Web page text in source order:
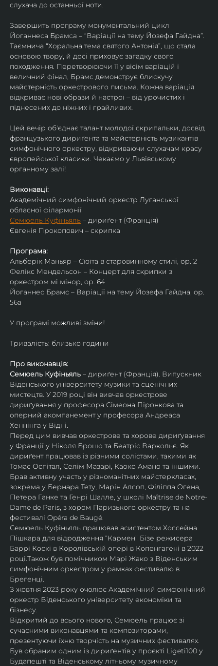
слухача до останньої ноти.
Завершить програму монументальний цикл
Йоганнеса Брамса – “Варіації на тему Йозефа Гайдна”.
Таємнича “Хоральна тема святого Антонія”, що стала
основою твору, й досі приховує загадку свого
походження. Перетворюючи її у вісім варіацій і
величний фінал, Брамс демонструє блискучу
майстерність оркестрового письма. Кожна варіація
відкриває нові образи й настрої – від урочистих і
піднесених до ніжних і грайливих.
Цей вечір об'єднає талант молодої скрипальки, досвід
французького дириґента та майстерність музикантів
симфонічного оркестру, відкриваючи слухачам красу
європейської класики. Чекаємо у Львівському
органному залі!
Виконавці:
Академічний симфонічний оркестр Луганської
обласної філармонії
Семюель Куфіньяль – дириґент (Франція)
Євгенія Прокопович – скрипка
Програма:
Альберік Маньяр – Сюїта в старовинному стилі, ор. 2
Фелікс Мендельсон – Концерт для скрипки з
оркестром мі мінор, ор. 64
Йоганнес Брамс – Варіації на тему Йозефа Гайдна, ор.
56a
У програмі можливі зміни!
Тривалість: близько години
Про виконавців:
Семюель Куфіньяль – дириґент (Франція). Випускник
Віденського університету музики та сценічних
мистецтв. У 2019 році він вивчав оркестрове
дириґування у професора Сімеона Піронкова та
оперний акомпанемент у професора Андреаса
Хеннінга у Відні.
Перед цим вивчав оркестрове та хорове дириґування
у Франції у Ніколя Брошо та Беатріс Варкольє. Як
дириґент працював із різними солістами, такими як
Томас Оспітал, Селім Мазарі, Каоко Амано та іншими.
Брав активну участь у різноманітних майстеркласах,
зокрема у Бернара Тету, Марін Алсоп, Філіппа Огена,
Петера Ганке та Генрі Шалле, у школі Maîtrise de Notre-
Dame de Paris, з хором Паризького оркестру та на
фестивалі Opéra de Baugé.
Семюель Куфіньяль працював асистентом Хоссейна
Пішкара для відродження “Кармен” Бізе режисера
Баррі Коскі в Королівській опері в Копенгагені в 2022
році.Також був помічником Марі Жако з Віденським
симфонічним оркестром у рамках фестивалю в
Брегенці.
З жовтня 2023 року очолює Академічний симфонічний
оркестр Віденського університету економіки та
бізнесу.
Відкритий до всього нового, Семюель працює зі
сучасними виконавцями та композиторами,
презентуючи їхню творчість на музичних фестивалях.
Був обраним одним із дириґентів у проєкті Ligeti100 у
Будапешті та Віденському літньому музичному